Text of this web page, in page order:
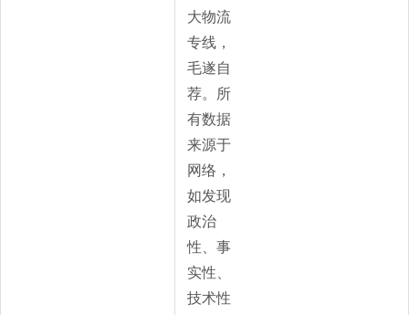
大物流
专线，
毛遂自
荐。所
有数据
来源于
网络，
如发现
政治
性、事
实性、
技术性